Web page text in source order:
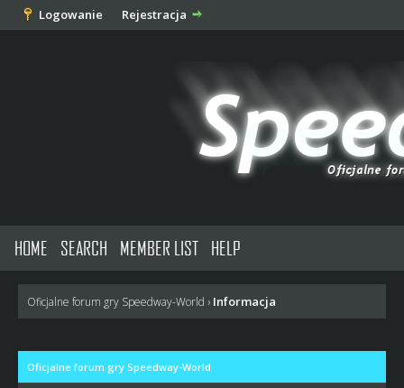
Logowanie Rejestracja
HOME SEARCH MEMBER LIST HELP
Oficjalne forum gry Speedway-World › Informacja
Oficjalne forum gry Speedway-World